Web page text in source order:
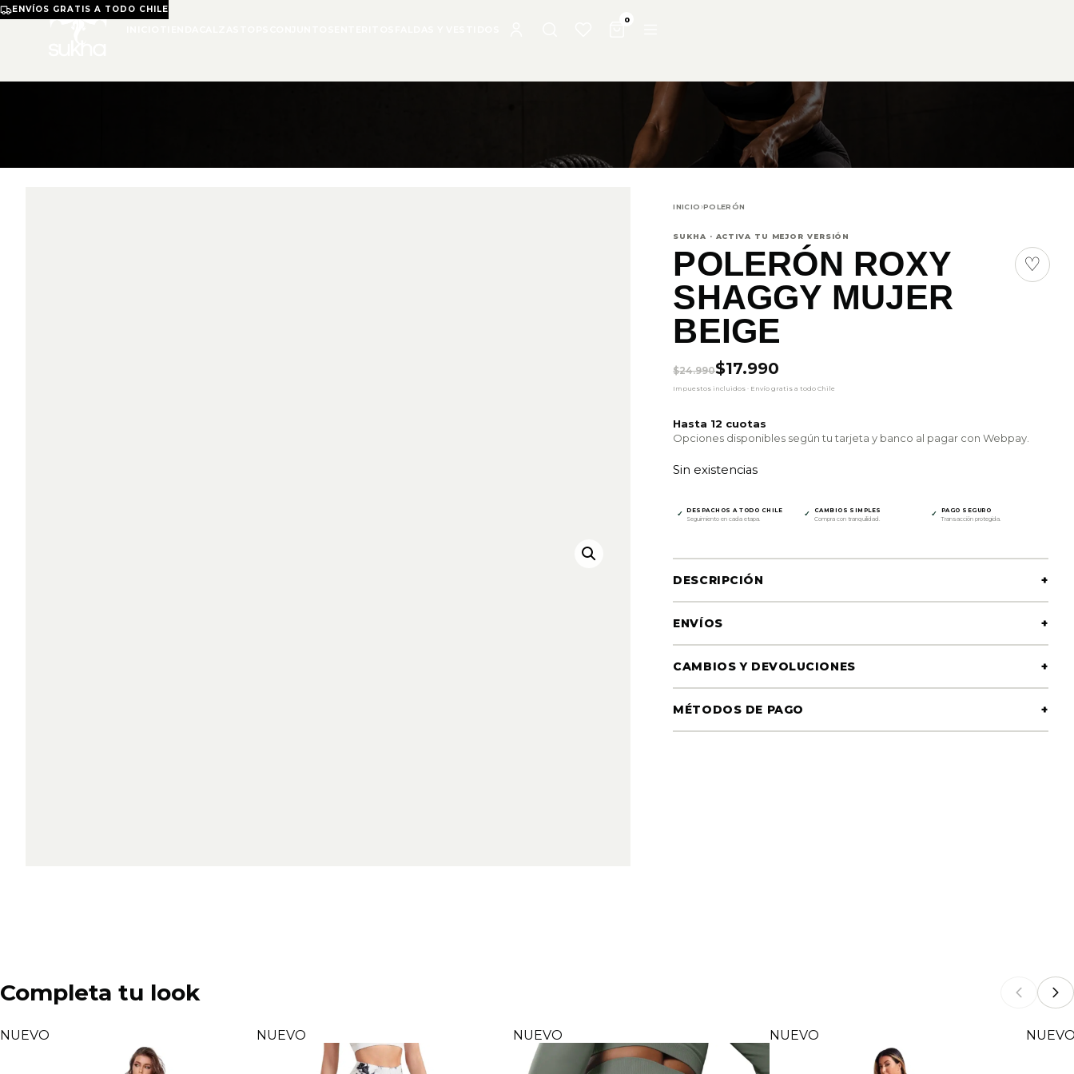
ENVÍOS GRATIS A TODO CHILE
0
INICIO›POLERÓN
SUKHA · ACTIVA TU MEJOR VERSIÓN
POLERÓN ROXY
SHAGGY MUJER
BEIGE
♡
$24.990
El precio original era: $24.990.
$17.990
El precio actual es: $17.990.
Impuestos incluidos · Envío gratis a todo Chile
Hasta 12 cuotas
Opciones disponibles según tu tarjeta y banco al pagar con Webpay.
Sin existencias
✓ DESPACHOS A TODO CHILE
Seguimiento en cada etapa.
✓
CAMBIOS SIMPLES
Compra con tranquilidad.
✓
PAGO SEGURO
Transacción protegida.
DESCRIPCIÓN +
ENVÍOS +
CAMBIOS Y DEVOLUCIONES +
MÉTODOS DE PAGO +
Completa tu look
NUEVO NUEVO NUEVO NUEVO